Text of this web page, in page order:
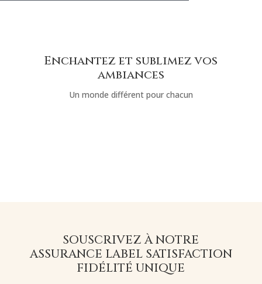
Enchantez et sublimez vos
ambiances
Un monde différent pour chacun
SOUSCRIVEZ À NOTRE
ASSURANCE LABEL SATISFACTION
FIDÉLITÉ UNIQUE